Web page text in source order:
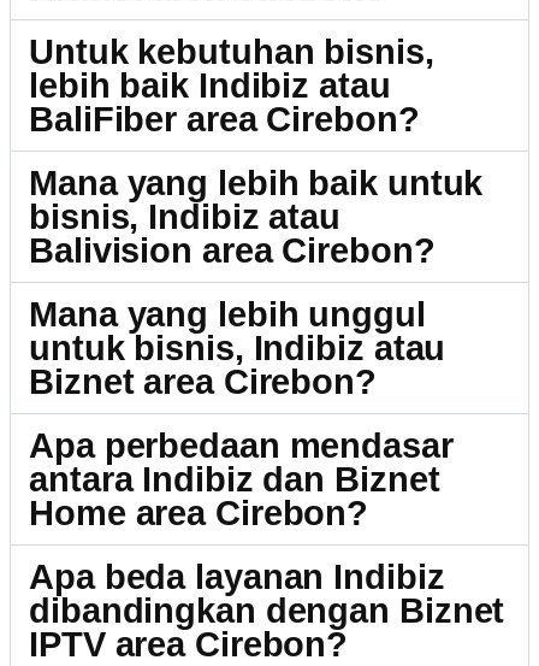
Untuk kebutuhan bisnis,
lebih baik Indibiz atau
BaliFiber area Cirebon?
Mana yang lebih baik untuk
bisnis, Indibiz atau
Balivision area Cirebon?
Mana yang lebih unggul
untuk bisnis, Indibiz atau
Biznet area Cirebon?
Apa perbedaan mendasar
antara Indibiz dan Biznet
Home area Cirebon?
Apa beda layanan Indibiz
dibandingkan dengan Biznet
IPTV area Cirebon?